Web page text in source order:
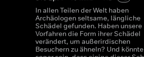
In allen Teilen der Welt haben
Archäologen seltsame, längliche
Schädel gefunden. Haben unsere
Vorfahren die Form ihrer Schädel
verändert, um außerirdischen
Besuchern zu ähneln? Und